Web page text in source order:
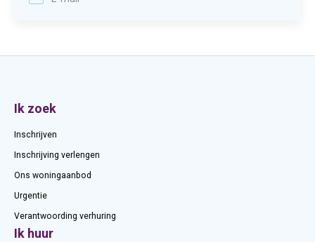
Contactinformatie
Ik zoek
Inschrijven
Inschrijving verlengen
Ons woningaanbod
Urgentie
Verantwoording verhuring
Ik huur